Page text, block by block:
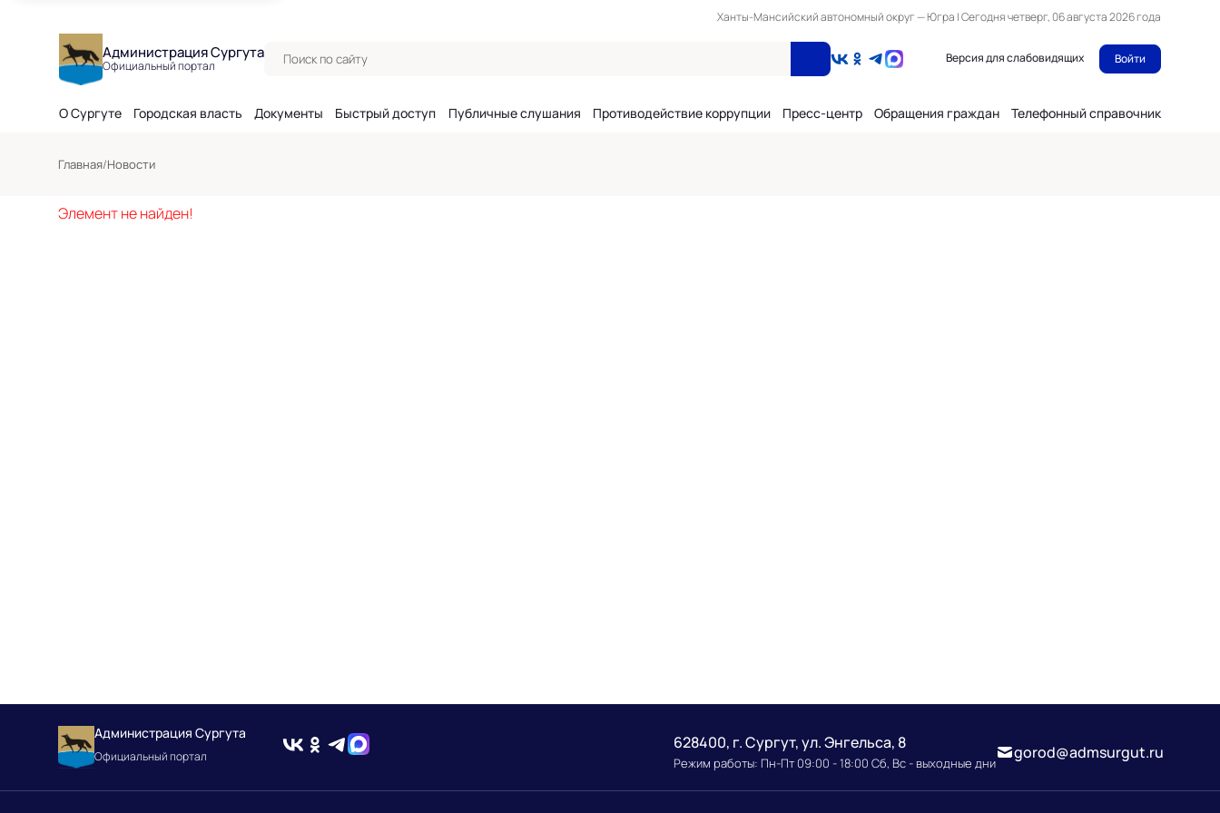
Ханты-Мансийский автономный округ — Югра | Сегодня четверг, 06 августа 2026 года
Администрация Сургута
Официальный портал
Поиск по сайту Версия для слабовидящих Войти
О Сургуте Городская власть Документы Быстрый доступ Публичные слушания Противодействие коррупции Пресс-центр Обращения граждан Телефонный справочник
Главная/Новости
Элемент не найден!
Администрация Сургута
Официальный портал
628400, г. Сургут, ул. Энгельса, 8
Режим работы: Пн-Пт 09:00 - 18:00 Сб, Вс - выходные дни
gorod@admsurgut.ru